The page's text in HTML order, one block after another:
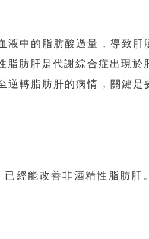
中的脂肪酸過量，導致肝
脂肪肝是代謝綜合症出現於
轉脂肪肝的病情，關鍵是
經能改善非酒精性脂肪肝